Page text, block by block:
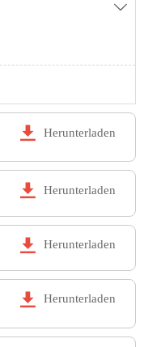

 Herunterladen
 Herunterladen
 Herunterladen
 Herunterladen